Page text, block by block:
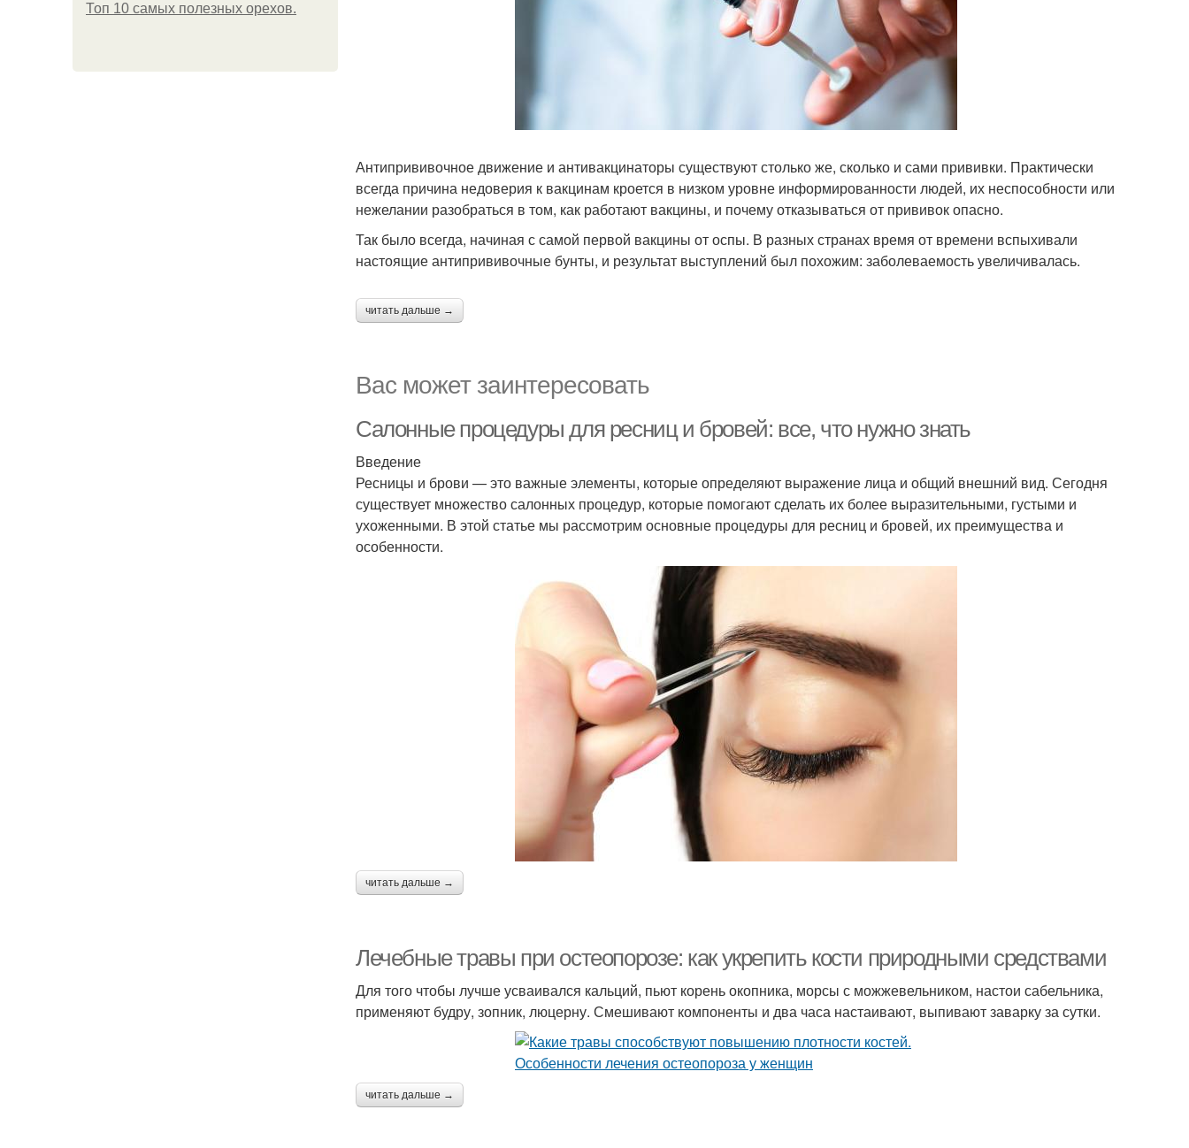
Топ 10 самых полезных орехов.
Антипрививочное движение и антивакцинаторы существуют столько же, сколько и сами прививки. Практически
всегда причина недоверия к вакцинам кроется в низком уровне информированности людей, их неспособности или
нежелании разобраться в том, как работают вакцины, и почему отказываться от прививок опасно.
Так было всегда, начиная с самой первой вакцины от оспы. В разных странах время от времени вспыхивали
настоящие антипрививочные бунты, и результат выступлений был похожим: заболеваемость увеличивалась.
читать дальше →
Вас может заинтересовать
Салонные процедуры для ресниц и бровей: все, что нужно знать
Введение
Ресницы и брови — это важные элементы, которые определяют выражение лица и общий внешний вид. Сегодня
существует множество салонных процедур, которые помогают сделать их более выразительными, густыми и
ухоженными. В этой статье мы рассмотрим основные процедуры для ресниц и бровей, их преимущества и
особенности.
читать дальше →
Лечебные травы при остеопорозе: как укрепить кости природными средствами
Для того чтобы лучше усваивался кальций, пьют корень окопника, морсы с можжевельником, настои сабельника,
применяют будру, зопник, люцерну. Смешивают компоненты и два часа настаивают, выпивают заварку за сутки.
читать дальше →